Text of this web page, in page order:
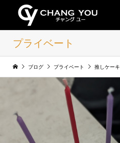
プライベート
ブログ プライベート 推しケーキ